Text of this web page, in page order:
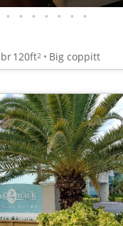
• • • • • • •
120ft2 Big coppitt